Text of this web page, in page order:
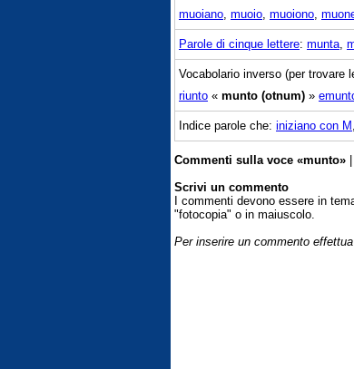
muoiano muoio muoiono
Parole di cinque lettere: munta
Vocabolario inverso (per trovare
riunto « munto (otnum) »
Indice parole che: iniziano con M
Commenti sulla voce «munto» |
Scrivi un commento
I commenti devono essere in
"fotocopia" o in maiuscolo.
Per inserire un commento